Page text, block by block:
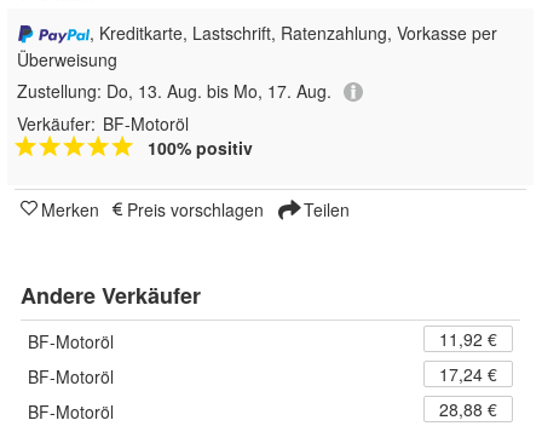
, Kreditkarte, Lastschrift, Ratenzahlung, Vorkasse per
Überweisung
Zustellung: Do, 13. Aug. bis Mo, 17. Aug.
Verkäufer: BF-Motoröl
100% positiv
Merken Preis vorschlagen Teilen
Andere Verkäufer
BF-Motoröl
11,92 €
BF-Motoröl
17,24 €
BF-Motoröl
28,88 €